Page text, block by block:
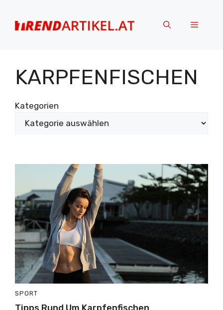
springen
Menü
KARPFENFISCHEN
Kategorien
SPORT